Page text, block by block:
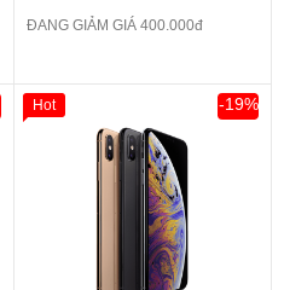
ĐANG GIẢM GIÁ 400.000đ
-19%
Hot